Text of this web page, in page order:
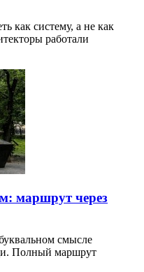
как систему, а не как
работали
маршрут через
смысле
Полный маршрут